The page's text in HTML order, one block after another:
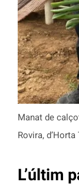
Manat de
Rovira,
L’últim